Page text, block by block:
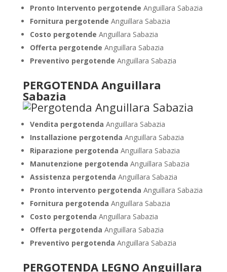
Pronto Intervento pergotende Anguillara Sabazia
Fornitura pergotende Anguillara Sabazia
Costo pergotende Anguillara Sabazia
Offerta pergotende Anguillara Sabazia
Preventivo pergotende Anguillara Sabazia
PERGOTENDA Anguillara
Sabazia
Vendita pergotenda Anguillara Sabazia
Installazione pergotenda Anguillara Sabazia
Riparazione pergotenda Anguillara Sabazia
Manutenzione pergotenda Anguillara Sabazia
Assistenza pergotenda Anguillara Sabazia
Pronto intervento pergotenda Anguillara Sabazia
Fornitura pergotenda Anguillara Sabazia
Costo pergotenda Anguillara Sabazia
Offerta pergotenda Anguillara Sabazia
Preventivo pergotenda Anguillara Sabazia
PERGOTENDA LEGNO Anguillara